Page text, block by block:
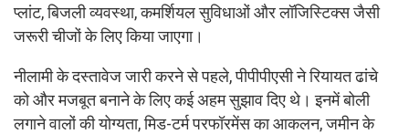
प्लांट, बिजली व्यवस्था, कमर्शियल सुविधाओं और लॉजिस्टिक्स जैसी
जरूरी चीजों के लिए किया जाएगा।
नीलामी के दस्तावेज जारी करने से पहले, पीपीपीएसी ने रियायत ढांचे
को और मजबूत बनाने के लिए कई अहम सुझाव दिए थे। इनमें बोली
लगाने वालों की योग्यता, मिड-टर्म परफॉरमेंस का आकलन, जमीन के